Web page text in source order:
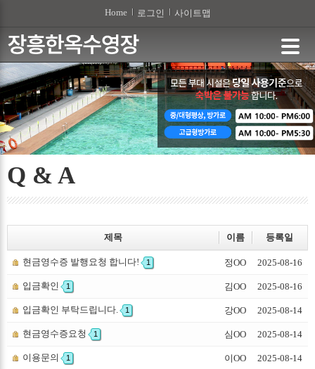
Home 로그인 사이트맵
Q & A
제목 이름 등록일
현금영수증 발행요청 합니다! 1 정OO 2025-08-16
입금확인 1 김OO 2025-08-16
입금확인 부탁드립니다. 1 강OO 2025-08-14
현금영수증요청 1 심OO 2025-08-14
이용문의 1 이OO 2025-08-14